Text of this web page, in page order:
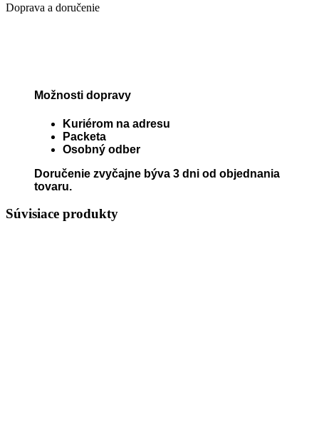
Doprava a doručenie
Možnosti dopravy
Kuriérom na adresu
Packeta
Osobný odber
Doručenie zvyčajne býva 3 dni od objednania
tovaru.
Súvisiace produkty